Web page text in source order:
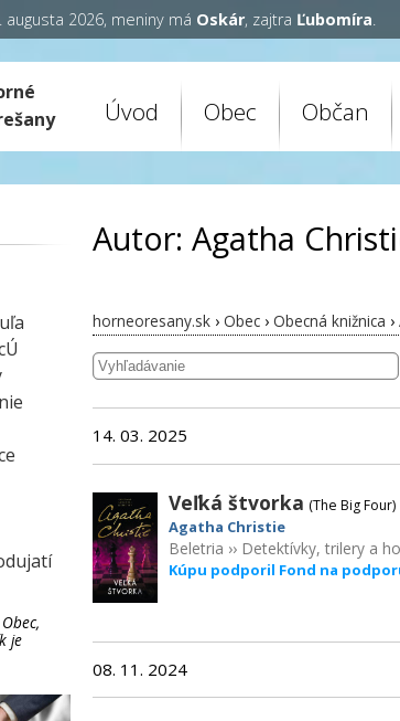
2026, meniny má Oskár, zajtra Ľubomíra.
Úvod Obec Občan
Autor: Agatha
horneoresany.sk › Obec › Obecná knižnica ›
14. 03. 2025
Veľká štvorka (The Big Four)
Agatha Christie
Beletria ›› Detektívky, trilery a
Kúpu podporil Fond na
08. 11. 2024
je